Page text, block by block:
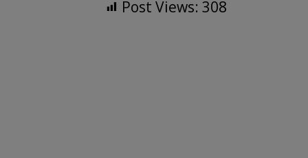
Post Views: 308